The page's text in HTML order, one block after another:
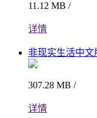
11.12 MB /
详情
非现实生活中文
307.28 MB /
详情